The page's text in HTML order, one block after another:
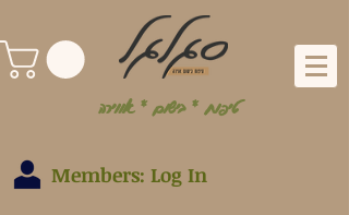
טיפוח * בישום * אווירה
Members: Log In